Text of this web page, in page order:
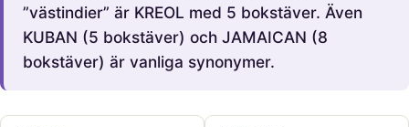
”västindier” är KREOL med 5 bokstäver. Även
KUBAN (5 bokstäver) och JAMAICAN (8
bokstäver) är vanliga synonymer.